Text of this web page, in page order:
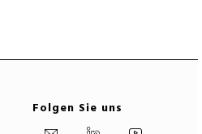
Folgen Sie uns